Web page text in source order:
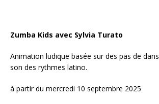
Zumba Kids avec Sylvia Turato
Animation ludique basée sur des pas de
son des rythmes latino.
à partir du mercredi 10 septembre 2025